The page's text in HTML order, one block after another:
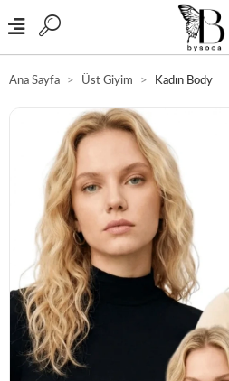
Ana Sayfa Üst Giyim Kadın Body